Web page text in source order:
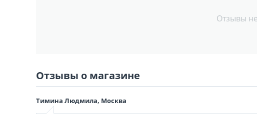
Отзывы
Отзывы о магазине
Тимина Людмила, Москва